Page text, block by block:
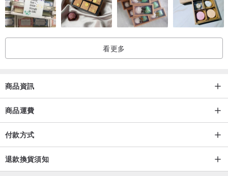
也可以有輕微的清洗效果
看更多
商品資訊
商品運費
付款方式
退款換貨須知